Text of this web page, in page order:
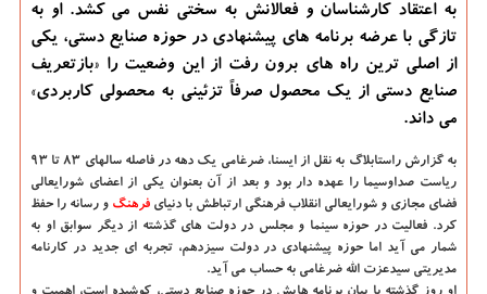
به اعتقاد کارشناسان و فعالانش به سختی نفس می کشد. او به
تازگی با عرضه برنامه های پیشنهادی در حوزه صنایع دستی، یکی
از اصلی ترین راه های برون رفت از این وضعیت را «بازتعریف
صنایع دستی از یک محصول صرفاً تزئینی به محصولی کاربردی»
می داند.
به گزارش راستابلاگ به نقل از ایسنا، ضرغامی یک دهه در فاصله سالهای ۸۳ تا ۹۳
ریاست صداوسیما را عهده دار بود و بعد از آن بعنوان یکی از اعضای شورایعالی
فضای مجازی و شورایعالی انقلاب فرهنگی ارتباطش با دنیای فرهنگ و رسانه را حفظ
کرد. فعالیت در حوزه سینما و مجلس در دولت های گذشته از دیگر سوابق او به
شمار می آید اما حوزه پیشنهادی در دولت سیزدهم، تجربه ای جدید در کارنامه
مدیریتی سیدعزت الله ضرغامی به حساب می آید.